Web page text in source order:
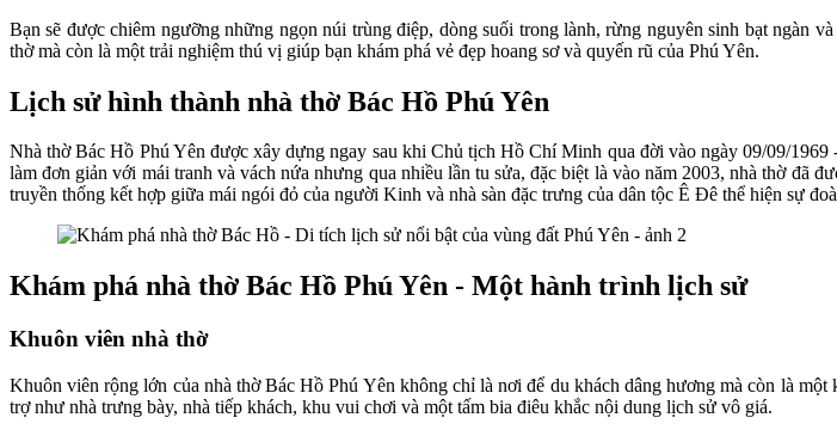
Bạn sẽ được chiêm ngưỡng những ngọn núi trùng điệp, dòng suối trong lành, rừng nguyên sinh bạt ngàn
thờ mà còn là một trải nghiệm thú vị giúp bạn khám phá vẻ đẹp hoang sơ và quyến rũ của Phú Yên.
Lịch sử hình thành nhà thờ Bác Hồ Phú Yên
Nhà thờ Bác Hồ Phú Yên được xây dựng ngay sau khi Chủ tịch Hồ Chí Minh qua đời vào ngày 09/09/
làm đơn giản với mái tranh và vách nứa nhưng qua nhiều lần tu sửa, đặc biệt là vào năm 2003, nhà thờ đã
truyền thống kết hợp giữa mái ngói đỏ của người Kinh và nhà sàn đặc trưng của dân tộc Ê Đê thể hiện sự
Khám phá nhà thờ Bác Hồ Phú Yên - Một hành trình lịch sử
Khuôn viên nhà thờ
Khuôn viên rộng lớn của nhà thờ Bác Hồ Phú Yên không chỉ là nơi để du khách dâng hương mà còn là
trợ như nhà trưng bày, nhà tiếp khách, khu vui chơi và một tấm bia điêu khắc nội dung lịch sử vô giá.